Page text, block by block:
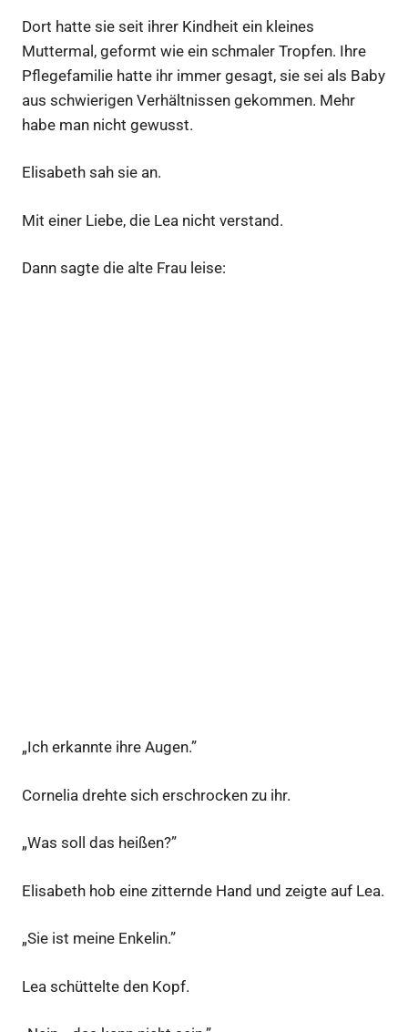
Dort hatte sie seit ihrer Kindheit ein kleines
Muttermal, geformt wie ein schmaler Tropfen. Ihre
Pflegefamilie hatte ihr immer gesagt, sie sei als Baby
aus schwierigen Verhältnissen gekommen. Mehr
habe man nicht gewusst.
Elisabeth sah sie an.
Mit einer Liebe, die Lea nicht verstand.
Dann sagte die alte Frau leise:
„Ich erkannte ihre Augen.”
Cornelia drehte sich erschrocken zu ihr.
„Was soll das heißen?”
Elisabeth hob eine zitternde Hand und zeigte auf Lea.
„Sie ist meine Enkelin.”
Lea schüttelte den Kopf.